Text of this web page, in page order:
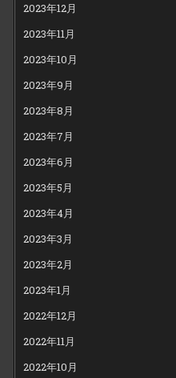
2023年12月
2023年11月
2023年10月
2023年9月
2023年8月
2023年7月
2023年6月
2023年5月
2023年4月
2023年3月
2023年2月
2023年1月
2022年12月
2022年11月
2022年10月